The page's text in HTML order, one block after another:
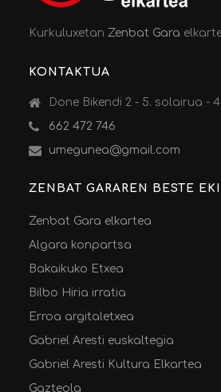
KurkuluxetanZenbat Gara
KONTAKTUA
Done Bikendi 2 - 5. solairua -
662 472 746
umegunea@gmail.com
ZENBAT GARAREN BESTE
Zenbat Gara elkartea
Algara konpartsa
Bakaikuko Etxea
Bilbo Hiria irratia
Erroa argitaletxea
Gabriel Aresti euskaltegia
Gabriel Aresti Kultura Elkartea
Gazteola